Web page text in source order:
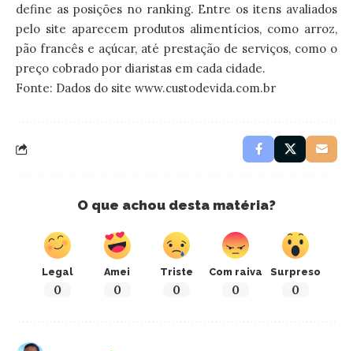
define as posições no ranking. Entre os itens avaliados
pelo site aparecem produtos alimentícios, como arroz,
pão francês e açúcar, até prestação de serviços, como o
preço cobrado por diaristas em cada cidade.
Fonte: Dados do site www.custodevida.com.br
O que achou desta matéria?
Legal
0
Amei
0
Triste
0
Com raiva
0
Surpreso
0